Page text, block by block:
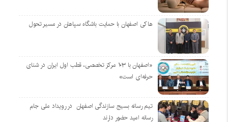
هاکی اصفهان با حمایت باشگاه سپاهان در مسیر تحول
«اصفهان با ۱۰۳ مرکز تخصصی، قطب اول ایران در شنای
حرفه‌ای است»
تیم رسانه بسیج سازندگی اصفهان در رویداد ملی جام
رسانه امید حضور دارند